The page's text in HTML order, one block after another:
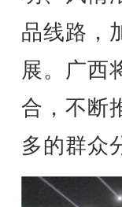
品线路，
展。广西
合，不断
多的群众